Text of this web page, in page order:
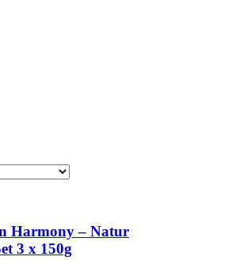
Harmony – Natur
3 x 150g